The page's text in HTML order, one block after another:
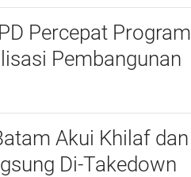
Percepat Program
Pembangunan
Akui Khilaf dan
Di-Takedown